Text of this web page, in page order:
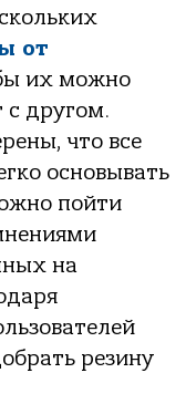
от
их можно
с другом.
что все
основывать
пойти
на
резину